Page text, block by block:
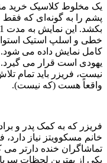
یک مخلوط کلاسیک خرید
پشم را به گونه‌ای که فقط
خطی و اسلپ استیک
کامل نمایش داده می
یهودی است قرار می
نیست، فریزر باید تمام
واقعاً هست (که نیست).
فریزر که به کمک پدر و
خانم مسکوویتز نیاز
تماشاگران خنده دارتر
یکی از بهترین لحظات